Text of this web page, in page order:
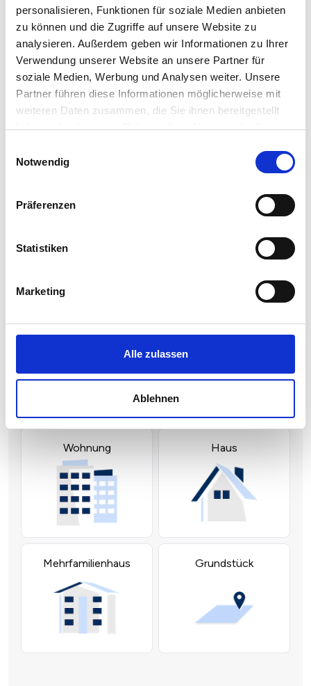
personalisieren, Funktionen für soziale Medien anbieten
zu können und die Zugriffe auf unsere Website zu
analysieren. Außerdem geben wir Informationen zu Ihrer
Verwendung unserer Website an unsere Partner für
soziale Medien, Werbung und Analysen weiter. Unsere
Partner führen diese Informationen möglicherweise mit
weiteren Daten zusammen, die Sie ihnen bereitgestellt
haben oder die sie im Rahmen Ihrer Nutzung der Dienste
Notwendig
Präferenzen
Statistiken
Marketing
Alle zulassen
Ablehnen